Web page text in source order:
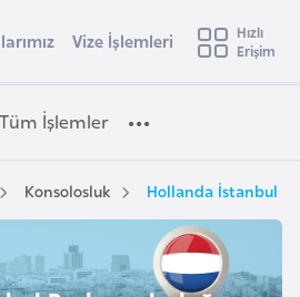
seçin
e
Vize İşlemleri
Hızlı
Erişim
Tüm İşlemler
Konsolosluk Hollanda İstanbul